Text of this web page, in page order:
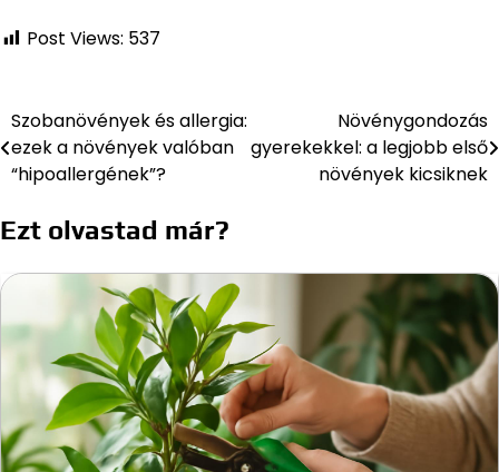
Post Views: 537
Bejegyzés
navigáció
Szobanövények és allergia:
ezek a növények valóban
“hipoallergének”?
Növénygondozás
gyerekekkel: a legjobb első
növények kicsiknek
Ezt olvastad már?